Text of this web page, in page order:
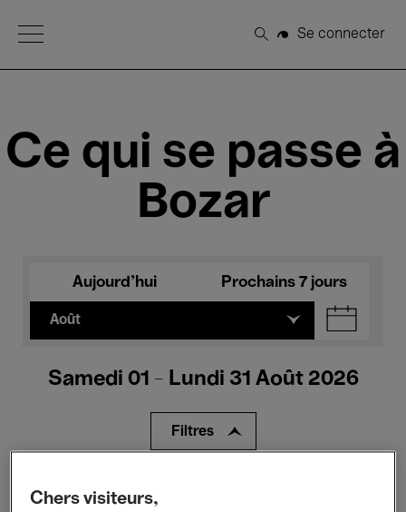
Open Menu
Rechercher
Se connecter
Ce qui se passe à
Bozar
Aujourd'hui Prochains 7 jours
Août
Samedi 01 - Lundi 31 Août 2026
Filtres
Tous les événements
Chers visiteurs,